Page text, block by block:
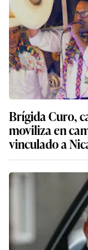
Brígida Curo,
moviliza en
vinculado a